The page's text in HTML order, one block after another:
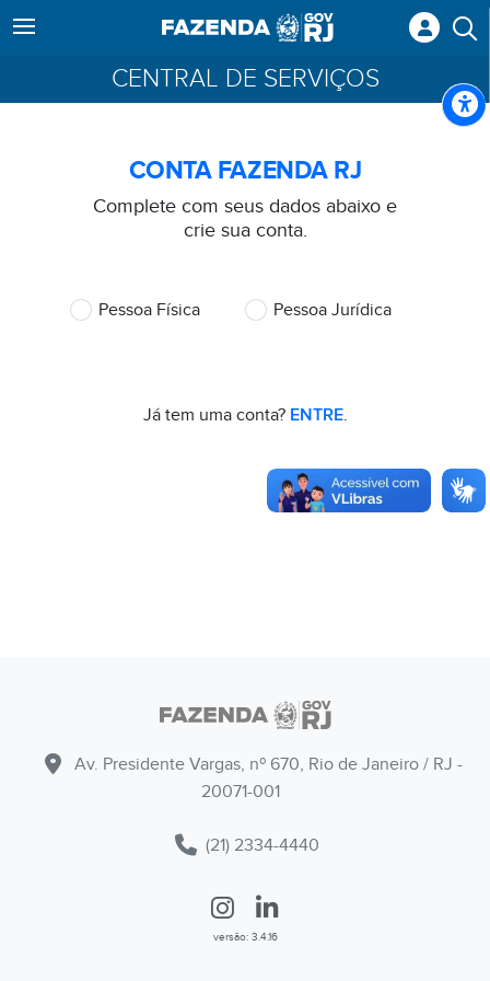
CENTRAL DE SERVIÇOS
CONTA FAZENDA RJ
Complete com seus dados abaixo e
crie sua conta.
Pessoa Física Pessoa Jurídica
Já tem uma conta? ENTRE.
Av. Presidente Vargas, nº 670, Rio de Janeiro / RJ -
20071-001
(21) 2334-4440
versão: 3.4.16